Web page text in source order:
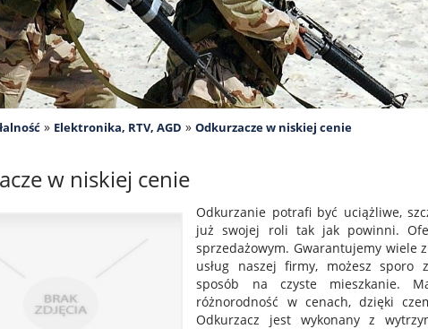
» Elektronika, RTV, AGD » Odkurzacze w niskiej cenie
w niskiej cenie
Odkurzanie potrafi być uciążliwe,
już swojej roli tak jak powinni.
sprzedażowym. Gwarantujemy wiele
usług naszej firmy, możesz sporo
sposób na czyste mieszkanie.
różnorodność w cenach, dzięki
Odkurzacz jest wykonany z